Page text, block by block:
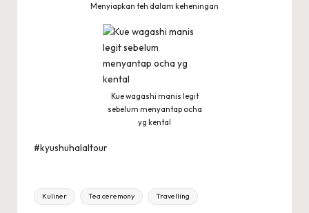
Menyiapkan teh dalam keheningan
Kue wagashi manis legit
sebelum menyantap ocha
yg kental
#kyushuhalaltour
Tags:
Kuliner Tea ceremony Travelling